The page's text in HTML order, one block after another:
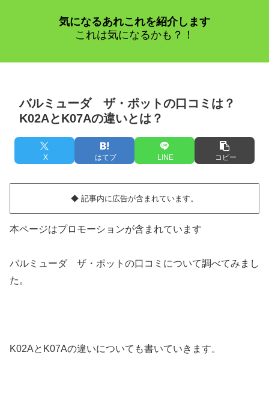
気になるあれこれを紹介します
これは気になるかも？！
バルミューダ ザ・ポットの口コミは？
K02AとK07Aの違いとは？
X はてブ LINE コピー
◆ 記事内に広告が含まれています。
本ページはプロモーションが含まれています
バルミューダ ザ・ポットの口コミについて調べてみまし
た。
K02AとK07Aの違いについても書いていきます。